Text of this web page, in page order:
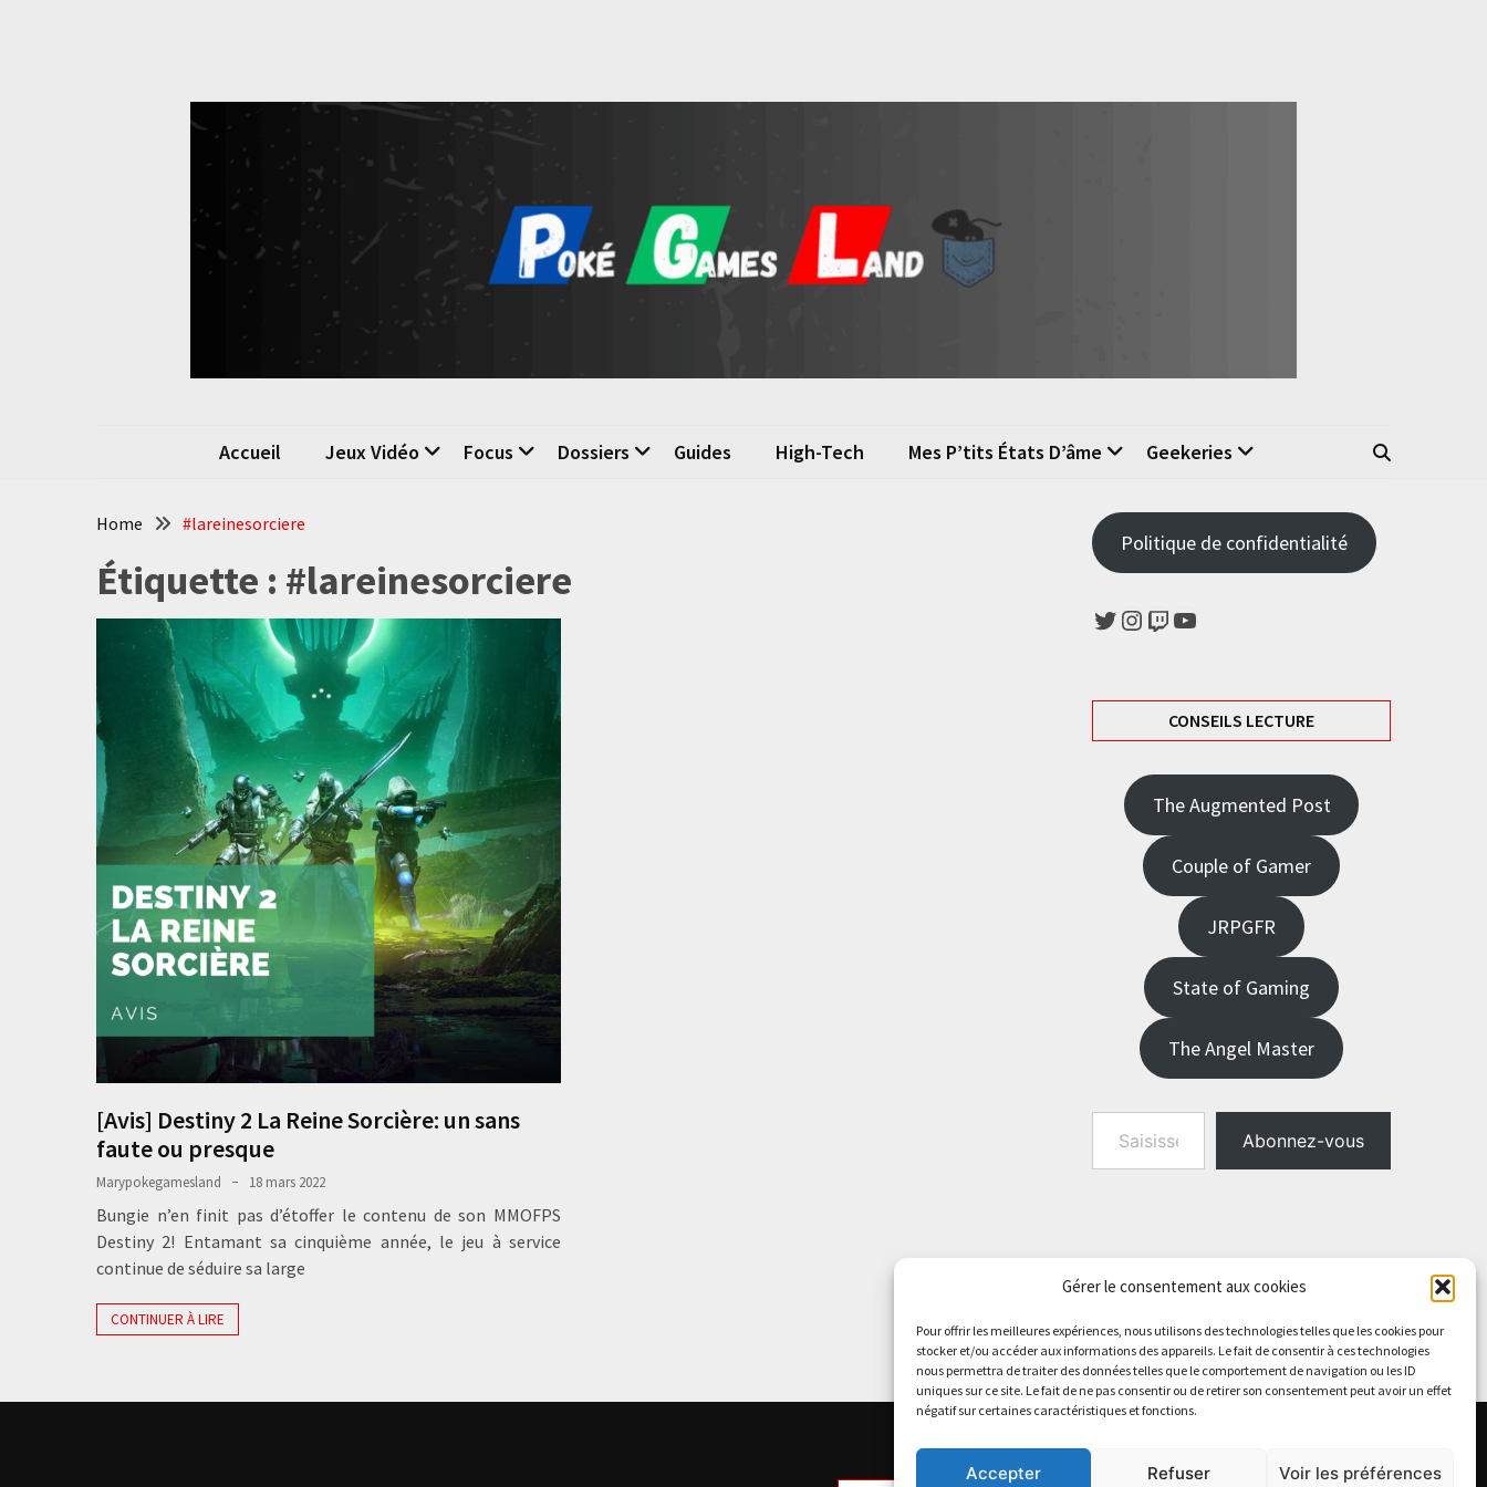
Gérer le consentement aux cookies
Pour offrir les meilleures expériences, nous utilisons des technologies telles que les cookies pour
stocker et/ou accéder aux informations des appareils. Le fait de consentir à ces technologies
nous permettra de traiter des données telles que le comportement de navigation ou les ID
uniques sur ce site. Le fait de ne pas consentir ou de retirer son consentement peut avoir un effet
négatif sur certaines caractéristiques et fonctions.
Accepter Refuser Voir les préférences
Poké Games Land
La passion du jeu vidéo
Accueil Jeux Vidéo Focus Dossiers Guides High-Tech Mes P’tits États D’âme Geekeries
Home #lareinesorciere
Étiquette : #lareinesorciere
[Avis] Destiny 2 La Reine Sorcière: un sans
faute ou presque
Marypokegamesland 18 mars 2022
Bungie n’en finit pas d’étoffer le contenu de son MMOFPS
Destiny 2! Entamant sa cinquième année, le jeu à service
continue de séduire sa large
CONTINUER À LIRE
Politique de confidentialité
Twitter
Instagram
TwitchYouTube
CONSEILS LECTURE
The Augmented Post
Couple of Gamer
JRPGFR
State of Gaming
The Angel Master
Saisissez votre adresse e-mail…
Abonnez-vous